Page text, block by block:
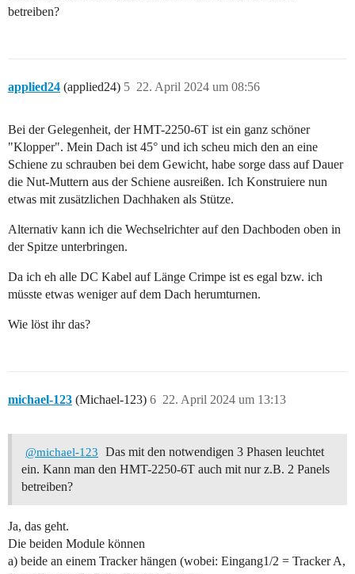
betreiben?
applied24 (applied24) 22. April 2024 um 08:56
5
Bei der Gelegenheit, der HMT-2250-6T ist ein ganz schöner
"Klopper". Mein Dach ist 45° und ich scheu mich den an eine
Schiene zu schrauben bei dem Gewicht, habe sorge dass auf Dauer
die Nut-Muttern aus der Schiene ausreißen. Ich Konstruiere nun
etwas mit zusätzlichen Dachhaken als Stütze.
Alternativ kann ich die Wechselrichter auf den Dachboden oben in
der Spitze unterbringen.
Da ich eh alle DC Kabel auf Länge Crimpe ist es egal bzw. ich
müsste etwas weniger auf dem Dach herumturnen.
Wie löst ihr das?
michael-123 (Michael-123) 22. April 2024 um 13:13
6
@michael-123
Das mit den notwendigen 3 Phasen leuchtet
ein. Kann man den HMT-2250-6T auch mit nur z.B. 2 Panels
betreiben?
Ja, das geht.
Die beiden Module können
a) beide an einem Tracker hängen (wobei: Eingang1/2 = Tracker A,